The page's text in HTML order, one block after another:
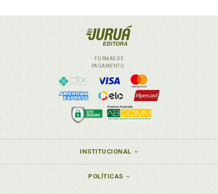
FORMAS DE
PAGAMENTO
INSTITUCIONAL
POLÍTICAS